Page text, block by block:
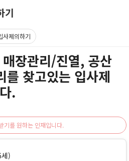
기
사제의하기
장관리/진열, 공산
를 찾고있는 입사제
.
기를 원하는 인재입니다.
)